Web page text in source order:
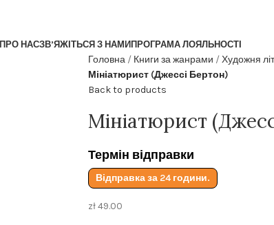
ПРО НАСЗВ’ЯЖІТЬСЯ З НАМИ ПРОГРАМА ЛОЯЛЬНОСТІ
Головна Книги за жанрами Художня
Мініатюрист (Джессі Бертон)
Back to products
Мініатюрист
Термін відправки
Відправка за 24 години.
zł49.00